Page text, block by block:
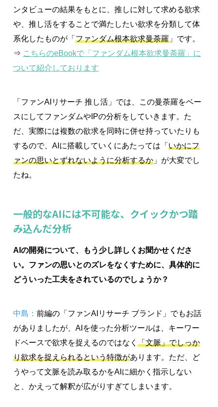
ンタビューの結果をもとに、推しに対して求める欲求
や、推し活をすることで満たしたい欲求を分類して体
系化したものが「 ファンダム根本欲求曼荼羅」です。
⇒ こちらのeBookで「ファンダム根本欲求曼荼羅」に
ついて紹介しております
「ファンAIリサーチ 推し活」では、この曼荼羅をベー
スにしてファンダムやIPの分析をしていきます。た
だ、実際には複数の欲求を同時に併せ持っていたりも
するので、AIに搭載していくにあたっては「 いかにフ
ァンの思いとずれないように分析するか」が大変でし
たね。
一般的なAIには不可能な、クイックかつ踏
み込んだ分析
AIの開発について、もう少し詳しくお聞かせくださ
い。ファンの思いとのズレをなくすために、具体的に
どういった工夫をされているのでしょうか？
中島： 前編の「ファンAIリサーチ ブランド」でもお話
がありましたが、AIを使った分析ツールは、キーワー
ドベースで欲求を捉えるのではなく 「文脈」でしっか
り欲求を捉えられるという特徴があります。ただ、ど
うやって文脈を読み取るかをAIに細かく指示しない
と、かえって解釈が広がりすぎてしまいます。